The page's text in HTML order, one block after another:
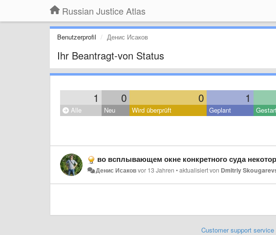
Russian Justice Atlas
Benutzerprofil Денис Исаков
Ihr Beantragt-von Status
1 0 0 1
Alle Neu Wird überprüft Geplant
во всплывающем окне конкретного суда некоторые данные неходятся за границей окна и
Денис Исаковvor 13 Jahren •aktualisiert von Dmitriy
Customer support service